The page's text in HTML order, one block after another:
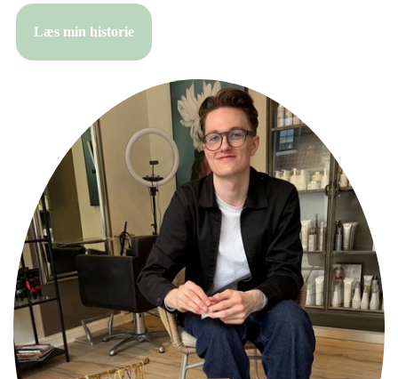
Læs min historie